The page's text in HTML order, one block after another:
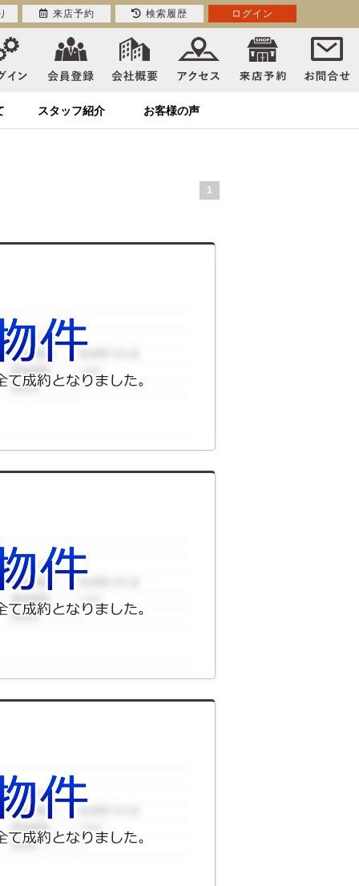
スタッフ紹介 お客様の声
1
来店予約 検索履歴 ログイン